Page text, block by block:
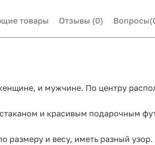
товары Отзывы (0) Вопросы
и мужчине. По центру
и красивым подарочным
размеру и весу, иметь разный узор.